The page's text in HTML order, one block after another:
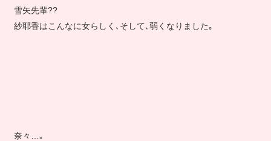
雪矢先輩??
紗耶香はこんなに女らしく､そして､弱くなりました｡
奈々…｡